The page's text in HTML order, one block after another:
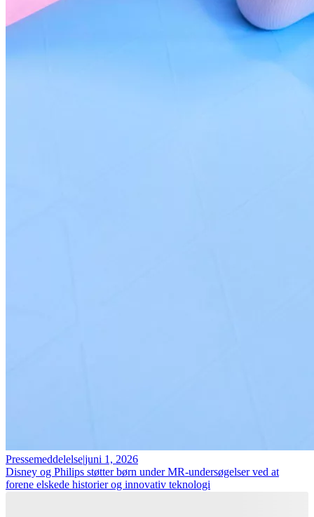
Pressemeddelelse|juni 1, 2026
Disney og Philips støtter børn under MR-undersøgelser ved at
forene elskede historier og innovativ teknologi